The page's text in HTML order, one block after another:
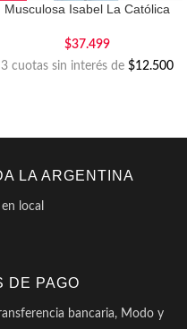
Musculosa Isabel La Católica
$37.499
3 cuotas sin interés de $12.500
LA ARGENTINA
local
DE PAGO
bancaria, Modo y